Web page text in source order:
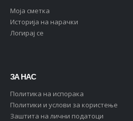
Moja сметка
Историја на нарачки
Логирај се
ЗА НАС
Политика на испорака
Политики и услови за користење
Заштита на лични податоци